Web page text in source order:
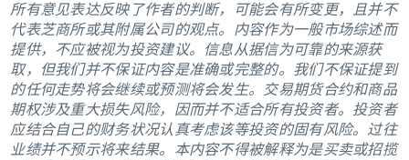
所有意见表达反映了作者的判断，可能会有所变更，且并不
代表芝商所或其附属公司的观点。内容作为一般市场综述而
提供，不应被视为投资建议。信息从据信为可靠的来源获
取，但我们并不保证内容是准确或完整的。我们不保证提到
的任何走势将会继续或预测将会发生。交易期货合约和商品
期权涉及重大损失风险，因而并不适合所有投资者。投资者
应结合自己的财务状况认真考虑该等投资的固有风险。过往
业绩并不预示将来结果。本内容不得被解释为是买卖或招揽